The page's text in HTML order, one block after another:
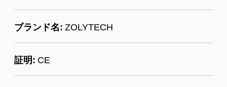
ブランド名: ZOLYTECH
証明: CE